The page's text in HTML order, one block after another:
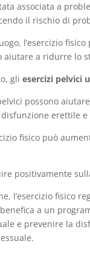
associata a
il rischio di
l’esercizio
aiutare a ridurre lo
gliesercizi pelvici
possono
erettile
fisico può
positivamente
l’esercizio fisico
benefica a un
e prevenire la